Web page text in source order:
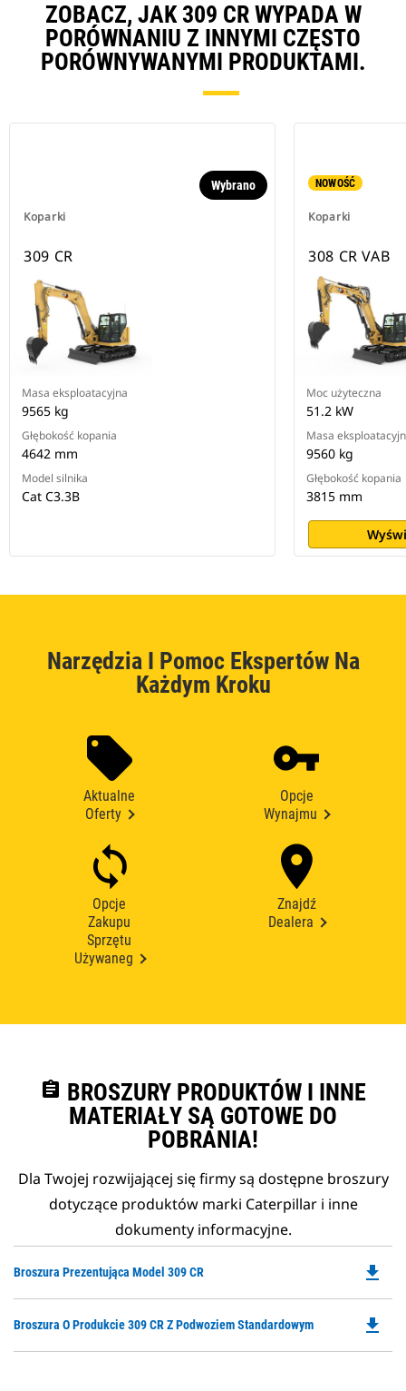
ZOBACZ, JAK 309 CR WYPADA W
PORÓWNANIU Z INNYMI CZĘSTO
PORÓWNYWANYMI PRODUKTAMI.
Koparki
Wybrano
309 CR
Masa eksploatacyjna
9565 kg
Głębokość kopania
4642 mm
Model silnika
Cat C3.3B
NOWOŚĆ
Koparki
308 CR VAB
Moc użyteczna
51.2 kW
Masa
9560 kg
Głębokość kopania
3815 mm
Narzędzia I Pomoc Ekspertów Na
Każdym Kroku
Aktualne
Oferty
Opcje
Wynajmu
Opcje
Zakupu
Sprzętu
Używaneg
Znajdź
Dealera
assignment BROSZURY PRODUKTÓW I INNE
MATERIAŁY SĄ GOTOWE DO
POBRANIA!
Dla Twojej rozwijającej się firmy są dostępne broszury
dotyczące produktów marki Caterpillar i inne
dokumenty informacyjne.
Broszura Prezentująca Model 309 CR
a
file_download
Broszura O Produkcie 309 CR Z Podwoziem Standardowym file_download